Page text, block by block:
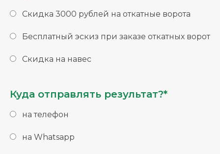
Скидка 3000 рублей на откатные ворота
Бесплатный эскиз при заказе откатных ворот
Скидка на навес
Куда отправлять результат?*
на телефон
на Whatsapp